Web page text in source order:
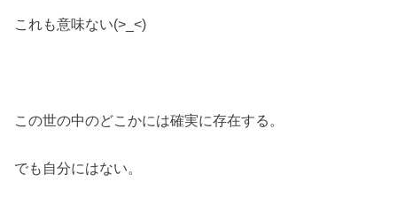
これも意味ない(>_<)
この世の中のどこかには確実に存在する。
でも自分にはない。